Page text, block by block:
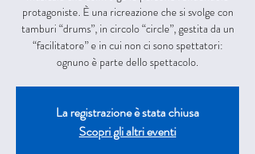
protagoniste. È una ricreazione che si svolge con
tamburi “drums”, in circolo “circle”, gestita da un
“facilitatore” e in cui non ci sono spettatori:
ognuno è parte dello spettacolo.
La registrazione è stata chiusa
Scopri gli altri eventi